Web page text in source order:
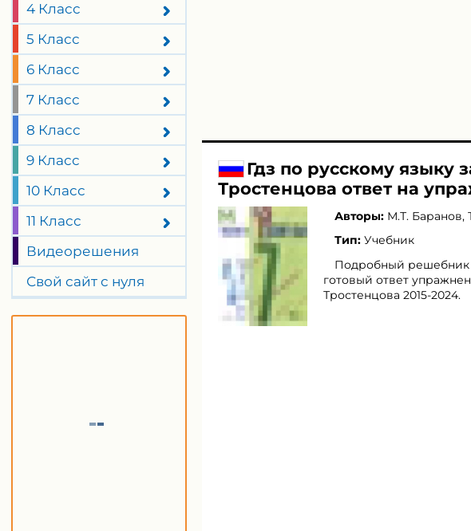
4 Класс
5 Класс
6 Класс
7 Класс
8 Класс
9 Класс
10 Класс
11 Класс
Видеорешения
Свой сайт с нуля
Гдз по русскому языку
Тростенцова ответ на
Авторы: М.Т. Баранов,
Тип: Учебник
Подробный решебник
готовый ответ
Тростенцова 2015-2024.